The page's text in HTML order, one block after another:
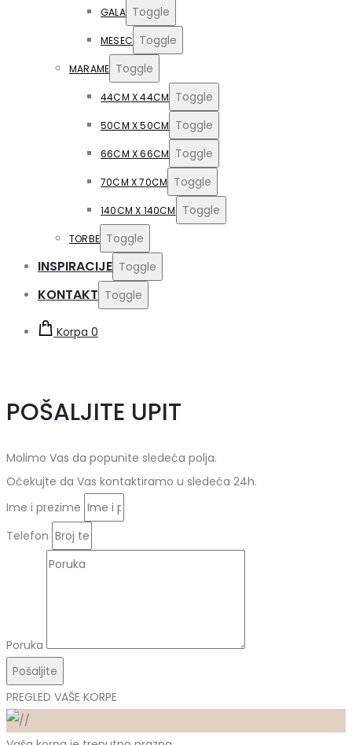
GALA Toggle
MESEC Toggle
MARAME Toggle
44CM X 44CM Toggle
50CM X 50CM Toggle
66CM X 66CM Toggle
70CM X 70CM Toggle
140CM X 140CM Toggle
TORBE Toggle
INSPIRACIJE Toggle
KONTAKT Toggle
Korpa 0
POŠALJITE UPIT
Molimo Vas da popunite sledeća polja.
Očekujte da Vas kontaktiramo u sledeća 24h.
Ime i prezime
Telefon
Poruka
Pošaljite
PREGLED VAŠE KORPE